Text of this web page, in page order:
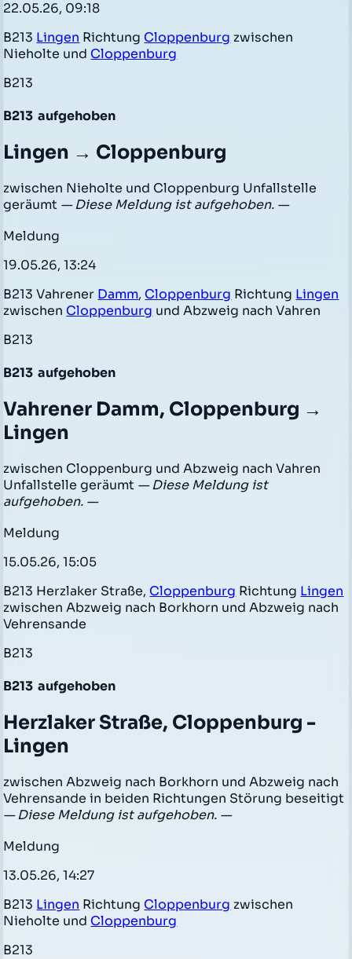
22.05.26, 09:18
B213 Lingen Richtung Cloppenburg zwischen
Nieholte und Cloppenburg
B213
B213 aufgehoben
Lingen → Cloppenburg
zwischen Nieholte und Cloppenburg Unfallstelle
geräumt — Diese Meldung ist aufgehoben. —
Meldung
19.05.26, 13:24
B213 Vahrener Damm, Cloppenburg Richtung Lingen
zwischen Cloppenburg und Abzweig nach Vahren
B213
B213 aufgehoben
Vahrener Damm, Cloppenburg →
Lingen
zwischen Cloppenburg und Abzweig nach Vahren
Unfallstelle geräumt — Diese Meldung ist
aufgehoben. —
Meldung
15.05.26, 15:05
B213 Herzlaker Straße, Cloppenburg Richtung Lingen
zwischen Abzweig nach Borkhorn und Abzweig nach
Vehrensande
B213
B213 aufgehoben
Herzlaker Straße, Cloppenburg -
Lingen
zwischen Abzweig nach Borkhorn und Abzweig nach
Vehrensande in beiden Richtungen Störung beseitigt
— Diese Meldung ist aufgehoben. —
Meldung
13.05.26, 14:27
B213 Lingen Richtung Cloppenburg zwischen
Nieholte und Cloppenburg
B213